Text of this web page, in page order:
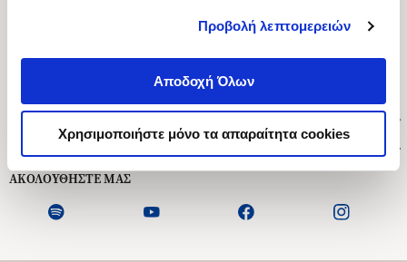
Προβολή λεπτομερειών
Αποδοχή Όλων
Χρησιμοποιήστε μόνο τα απαραίτητα cookies
Ασκληπιού 1-3, Αθήνα 106 79
Δευτέρα - Παρασκευή 09:00-21:00
Εξυπηρέτηση Πελατών
ΑΚΟΛΟΥΘΗΣΤΕ ΜΑΣ